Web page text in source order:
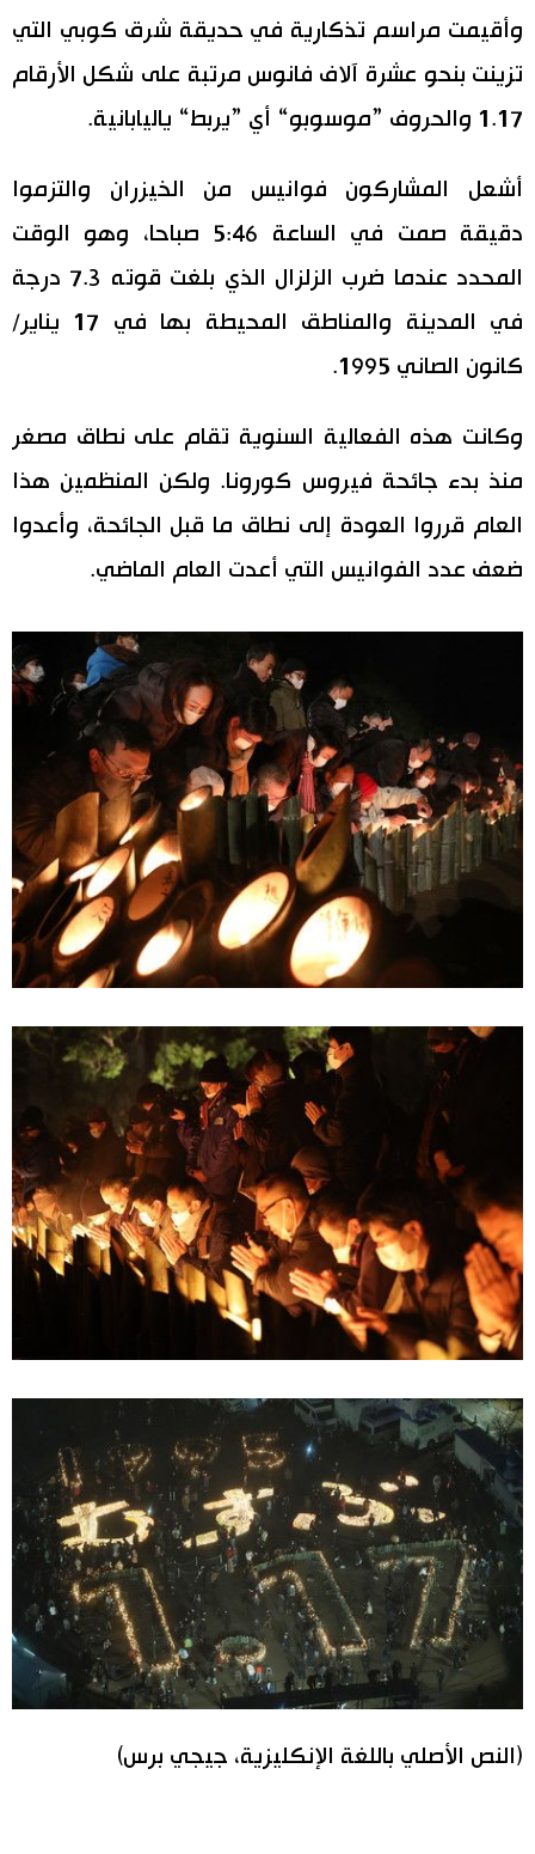
صور
أشخاص
سياسة
مجتمع
ثقافة
لايف ستايل
طوكيو
إعلان
الأكثر تفاعلا
اللغة اليابانية
هو وهي
وأقيمت مراسم تذكارية في حديقة شرق كوبي التي
تزينت بنحو عشرة آلاف فانوس مرتبة على شكل الأرقام
1.17 والحروف ”موسوبو“ أي ”يربط“ ياليابانية.
أشعل المشاركون فوانيس من الخيزران والتزموا
دقيقة صمت في الساعة 5:46 صباحا، وهو الوقت
المحدد عندما ضرب الزلزال الذي بلغت قوته 7.3 درجة
في المدينة والمناطق المحيطة بها في 17 يناير/
كانون الصاني 1995.
وكانت هذه الفعالية السنوية تقام على نطاق مصغر
منذ بدء جائحة فيروس كورونا. ولكن المنظمين هذا
العام قرروا العودة إلى نطاق ما قبل الجائحة، وأعدوا
ضعف عدد الفوانيس التي أعدت العام الماضي.
(النص الأصلي باللغة الإنكليزية، جيجي برس)